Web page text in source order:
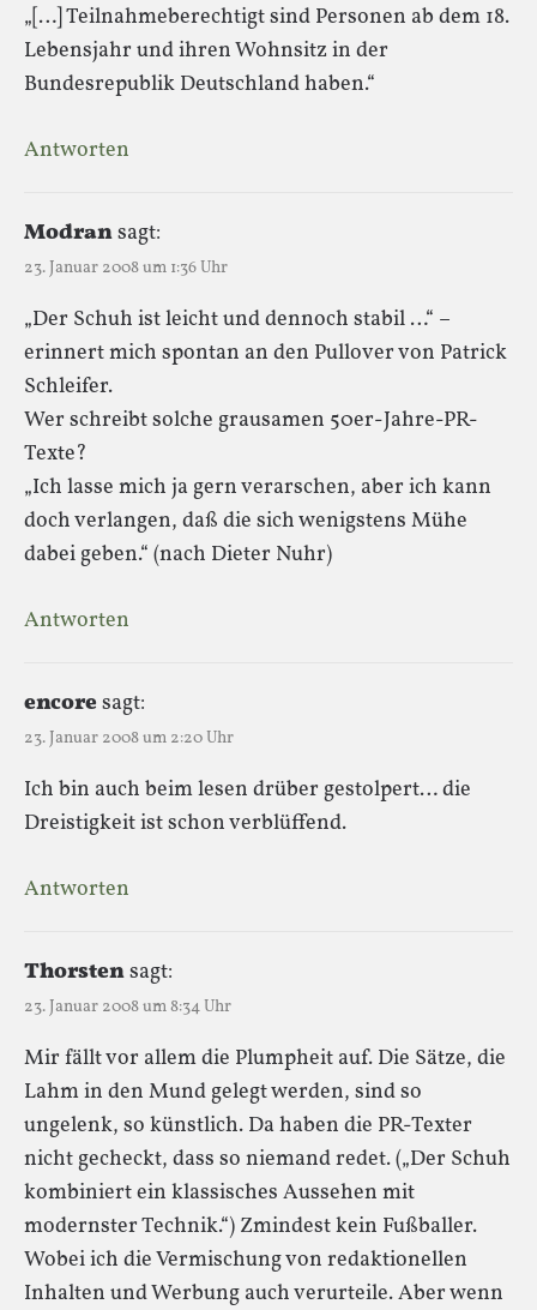
„[…] Teilnahmeberechtigt sind Personen ab dem 18.
Lebensjahr und ihren Wohnsitz in der
Bundesrepublik Deutschland haben.“
Antworten
Modransagt:
23. Januar 2008 um 1:36 Uhr
„Der Schuh ist leicht und dennoch stabil …“ –
erinnert mich spontan an den Pullover von Patrick
Schleifer.
Wer schreibt solche grausamen 50er-Jahre-PR-
Texte?
„Ich lasse mich ja gern verarschen, aber ich kann
doch verlangen, daß die sich wenigstens Mühe
dabei geben.“ (nach Dieter Nuhr)
Antworten
encoresagt:
23. Januar 2008 um 2:20 Uhr
Ich bin auch beim lesen drüber gestolpert… die
Dreistigkeit ist schon verblüffend.
Antworten
Thorstensagt:
23. Januar 2008 um 8:34 Uhr
Mir fällt vor allem die Plumpheit auf. Die Sätze, die
Lahm in den Mund gelegt werden, sind so
ungelenk, so künstlich. Da haben die PR-Texter
nicht gecheckt, dass so niemand redet. („Der Schuh
kombiniert ein klassisches Aussehen mit
modernster Technik.“) Zmindest kein Fußballer.
Wobei ich die Vermischung von redaktionellen
Inhalten und Werbung auch verurteile. Aber wenn